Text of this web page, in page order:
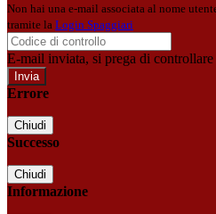
Non hai una e-mail associata al nome
tramite la Login Spaggiari
E-mail inviata, si prega di
Errore
Chiudi
Successo
Chiudi
Informazione